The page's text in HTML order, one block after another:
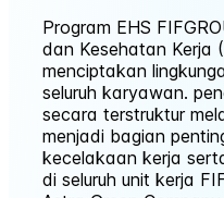
Program EHS
dan Kesehatan Kerja
menciptakan
seluruh karyawan.
secara terstruktur
menjadi bagian
kecelakaan kerja
di seluruh unit kerja